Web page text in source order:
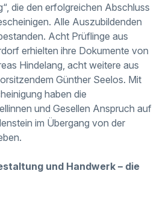
die den erfolgreichen Abschluss
Alle Auszubildenden
Acht Prüflinge aus
erhielten ihre Dokumente von
Hindelang, acht weitere aus
Günther Seelos. Mit
haben die
und Gesellen Anspruch auf
im Übergang von der
und Handwerk – die